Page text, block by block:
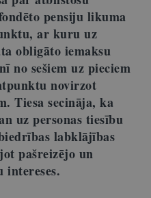
pensiju likuma
ar kuru uz
obligāto iemaksu
no sešiem uz pieciem
novirzot
Tiesa secināja, ka
uz personas tiesību
labklājības
pašreizējo un
intereses.